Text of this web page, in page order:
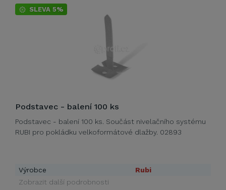
SLEVA 5%
Podstavec - balení 100 ks
Podstavec - balení 100 ks. Součást nivelačního systému
RUBI pro pokládku velkoformátové dlažby. 02893
Výrobce
Rubi
Zobrazit další podrobnosti